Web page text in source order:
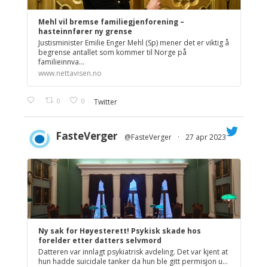
Mehl vil bremse familiegjenforening –
hasteinnfører ny grense
Justisminister Emilie Enger Mehl (Sp) mener det er viktig å
begrense antallet som kommer til Norge på
familieinnva...
www.nettavisen.no
0 0 Twitter
;
FasteVerger @FasteVerger · 27 apr 2023
Ny sak for Høyesterett! Psykisk skade hos
forelder etter datters selvmord
Datteren var innlagt psykiatrisk avdeling. Det var kjent at
hun hadde suicidale tanker da hun ble gitt permisjon u...